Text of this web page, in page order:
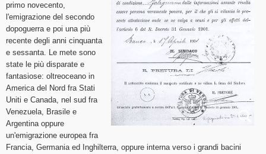
primo novecento,
l'emigrazione del secondo
dopoguerra e poi una più
recente degli anni cinquanta
e sessanta. Le mete sono
state le più disparate e
fantasiose: oltreoceano in
America del Nord fra Stati
Uniti e Canada, nel sud fra
Venezuela, Brasile e
Argentina oppure
un'emigrazione europea fra
Francia, Germania ed Inghilterra, oppure interna verso i grandi bacini